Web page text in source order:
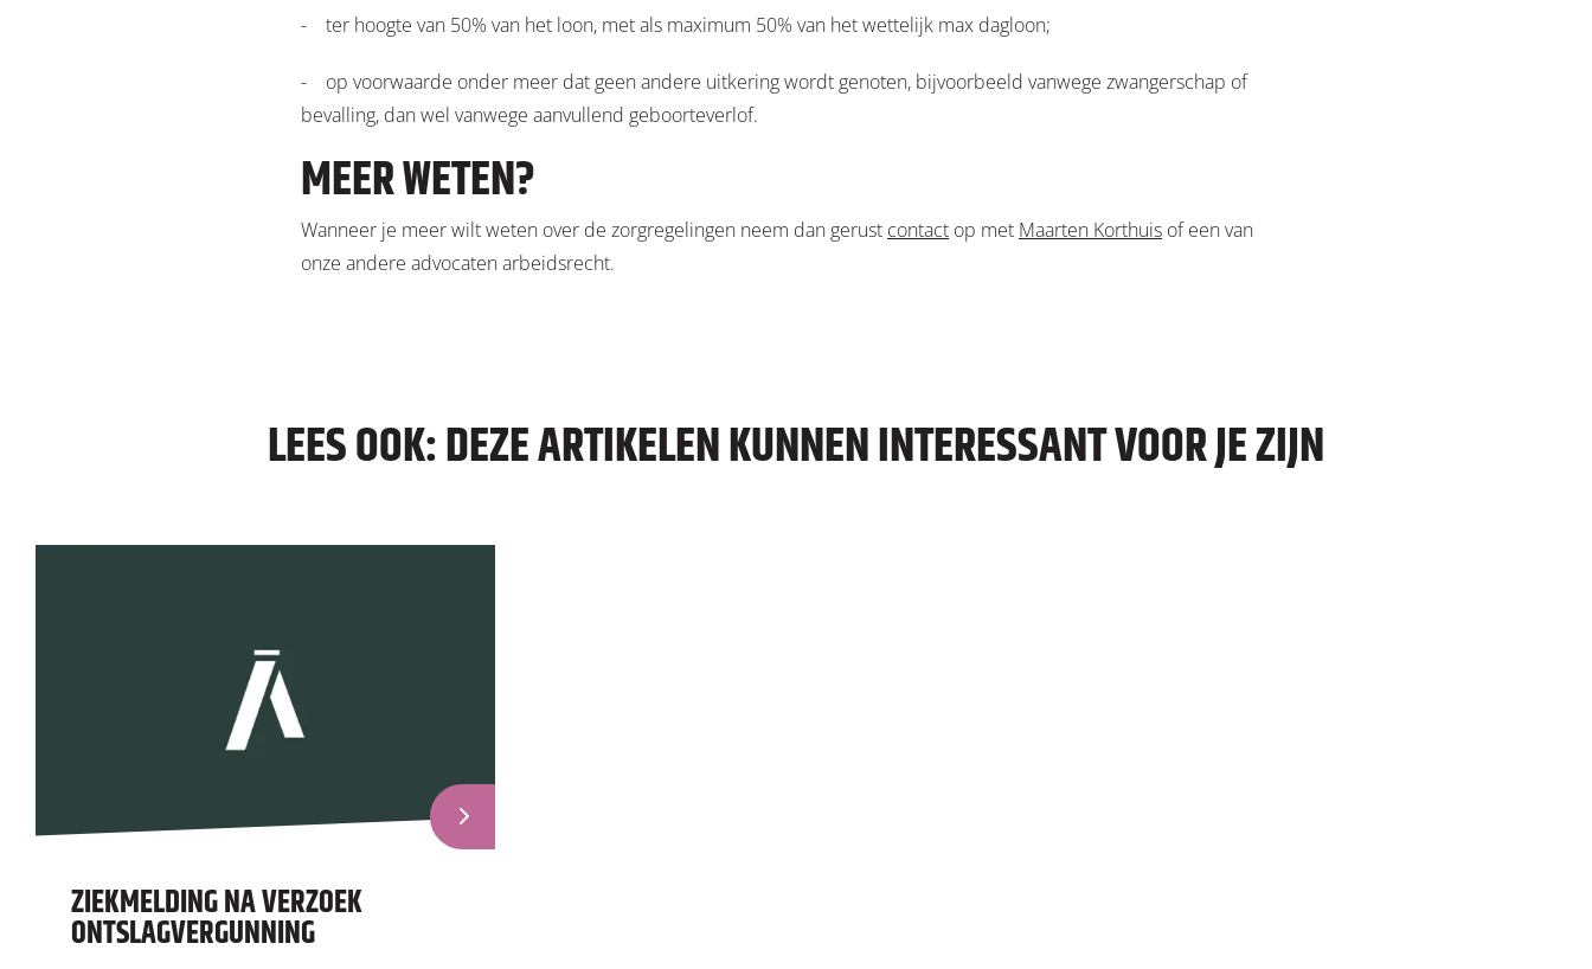
- ter hoogte van 50% van het loon, met als maximum 50% van het wettelijk max dagloon;
- op voorwaarde onder meer dat geen andere uitkering wordt genoten, bijvoorbeeld vanwege zwangerschap of
bevalling, dan wel vanwege aanvullend geboorteverlof.
MEER WETEN?
Wanneer je meer wilt weten over de zorgregelingen neem dan gerust contact op met Maarten Korthuis of een van
onze andere advocaten arbeidsrecht.
LEES OOK: DEZE ARTIKELEN KUNNEN INTERESSANT VOOR JE ZIJN
ZIEKMELDING NA VERZOEK
ONTSLAGVERGUNNING